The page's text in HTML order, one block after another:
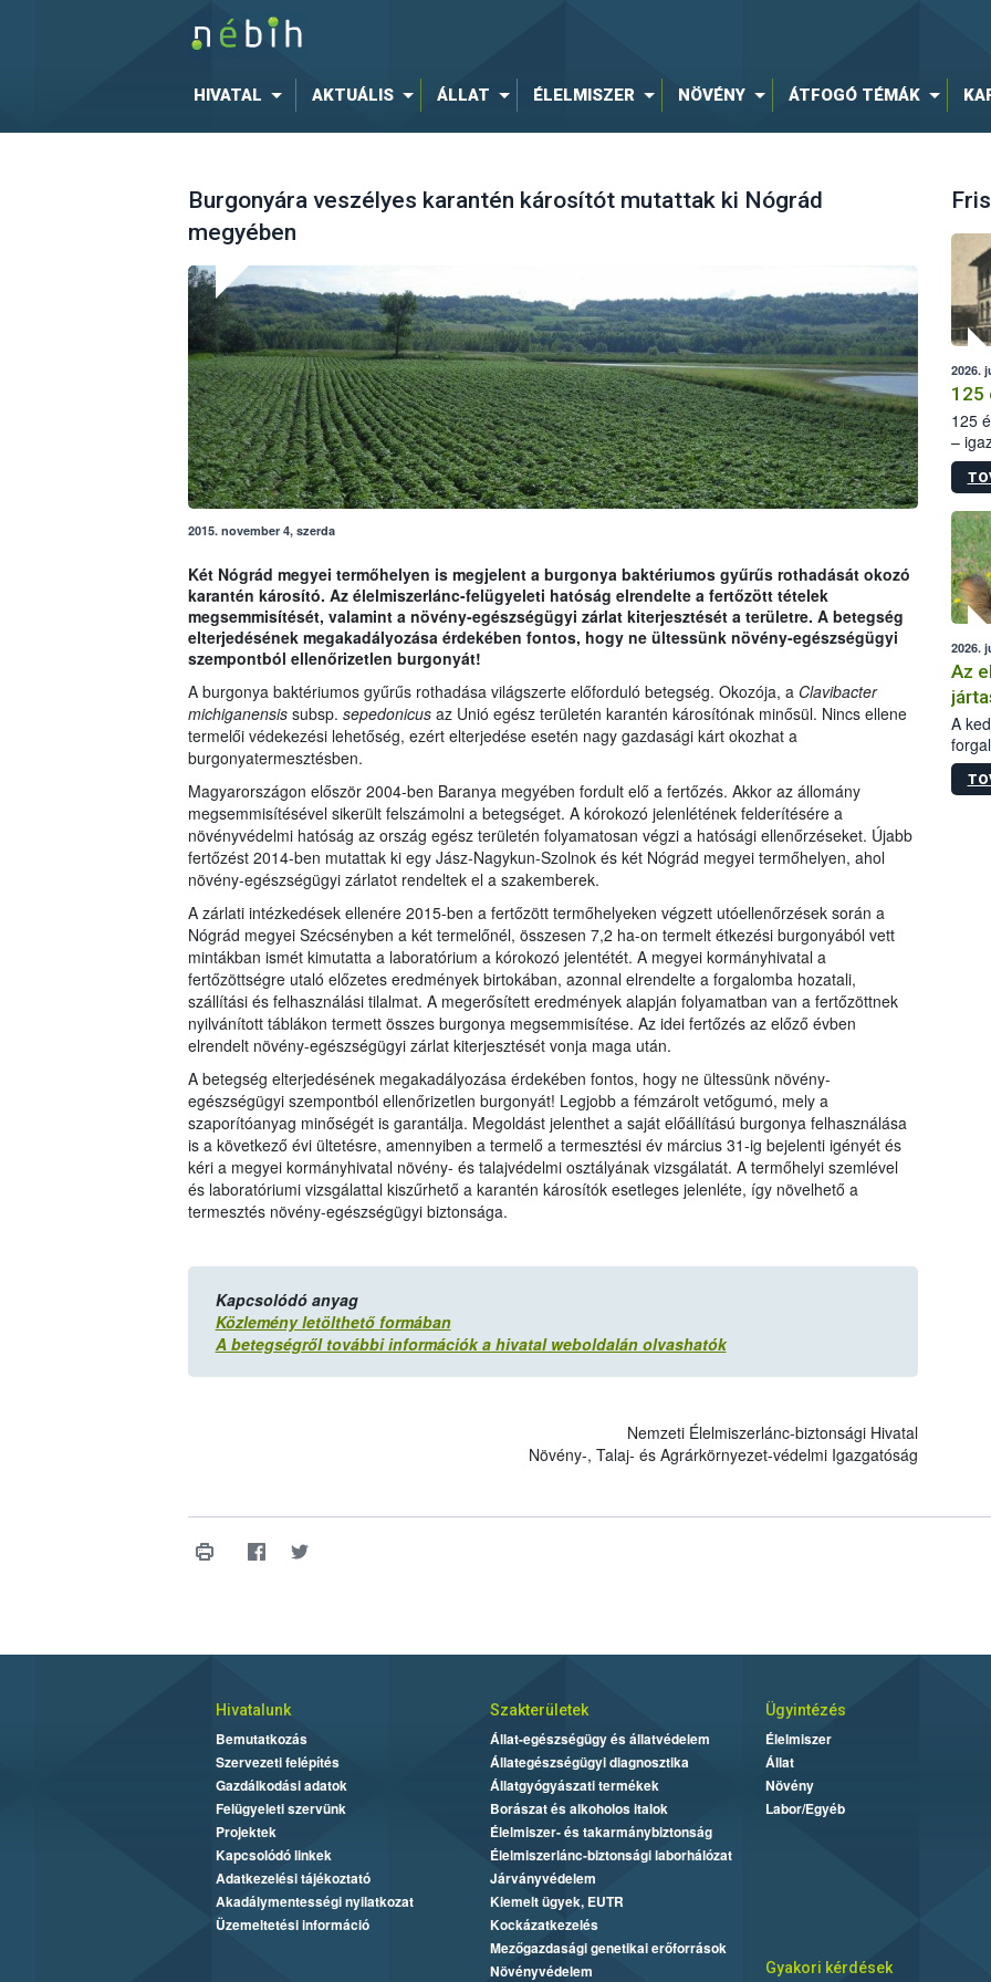
HIVATAL AKTUÁLIS ÁLLAT ÉLELMISZER NÖVÉNY ÁTFOGÓ TÉMÁK
Burgonyára veszélyes karantén károsítót mutattak ki Nógrád
megyében
2015. november 4, szerda
Két Nógrád megyei termőhelyen is megjelent a burgonya baktériumos gyűrűs rothadását okozó
karantén károsító. Az élelmiszerlánc-felügyeleti hatóság elrendelte a fertőzött tételek
megsemmisítését, valamint a növény-egészségügyi zárlat kiterjesztését a területre. A betegség
elterjedésének megakadályozása érdekében fontos, hogy ne ültessünk növény-egészségügyi
szempontból ellenőrizetlen burgonyát!
A burgonya baktériumos gyűrűs rothadása világszerte előforduló betegség. Okozója, a Clavibacter
michiganensissubsp. sepedonicusaz Unió egész területén karantén károsítónak minősül. Nincs ellene
termelői védekezési lehetőség, ezért elterjedése esetén nagy gazdasági kárt okozhat a
burgonyatermesztésben.
Magyarországon először 2004-ben Baranya megyében fordult elő a fertőzés. Akkor az állomány
megsemmisítésével sikerült felszámolni a betegséget. A kórokozó jelenlétének felderítésére a
növényvédelmi hatóság az ország egész területén folyamatosan végzi a hatósági ellenőrzéseket. Újabb
fertőzést 2014-ben mutattak ki egy Jász-Nagykun-Szolnok és két Nógrád megyei termőhelyen, ahol
növény-egészségügyi zárlatot rendeltek el a szakemberek.
A zárlati intézkedések ellenére 2015-ben a fertőzött termőhelyeken végzett utóellenőrzések során a
Nógrád megyei Szécsényben a két termelőnél, összesen 7,2 ha-on termelt étkezési burgonyából vett
mintákban ismét kimutatta a laboratórium a kórokozó jelentétét. A megyei kormányhivatal a
fertőzöttségre utaló előzetes eredmények birtokában, azonnal elrendelte a forgalomba hozatali,
szállítási és felhasználási tilalmat. A megerősített eredmények alapján folyamatban van a fertőzöttnek
nyilvánított táblákon termett összes burgonya megsemmisítése. Az idei fertőzés az előző évben
elrendelt növény-egészségügyi zárlat kiterjesztését vonja maga után.
A betegség elterjedésének megakadályozása érdekében fontos, hogy ne ültessünk növény-
egészségügyi szempontból ellenőrizetlen burgonyát! Legjobb a fémzárolt vetőgumó, mely a
szaporítóanyag minőségét is garantálja. Megoldást jelenthet a saját előállítású burgonya felhasználása
is a következő évi ültetésre, amennyiben a termelő a termesztési év március 31-ig bejelenti igényét és
kéri a megyei kormányhivatal növény- és talajvédelmi osztályának vizsgálatát. A termőhelyi szemlével
és laboratóriumi vizsgálattal kiszűrhető a karantén károsítók esetleges jelenléte, így növelhető a
termesztés növény-egészségügyi biztonsága.
Kapcsolódó anyag
Közlemény letölthető formában
A betegségről további információk a hivatal weboldalán olvashatók
Nemzeti Élelmiszerlánc-biztonsági Hivatal
Növény-, Talaj- és Agrárkörnyezet-védelmi Igazgatóság
2026.
125
125
–
15.
2026.
Az
A
Hivatalunk
Bemutatkozás
Szervezeti felépítés
Gazdálkodási adatok
Felügyeleti szervünk
Projektek
Kapcsolódó linkek
Adatkezelési tájékoztató
Akadálymentességi nyilatkozat
Üzemeltetési információ
Szakterületek
Állat-egészségügy és állatvédelem
Állategészségügyi diagnosztika
Állatgyógyászati termékek
Borászat és alkoholos italok
Élelmiszer- és takarmánybiztonság
Élelmiszerlánc-biztonsági laborhálózat
Járványvédelem
Kiemelt ügyek, EUTR
Kockázatkezelés
Mezőgazdasági genetikai erőforrások
Növényvédelem
Ügyintézés
Élelmiszer
Állat
Növény
Labor/Egyéb
Gyakori kérdések